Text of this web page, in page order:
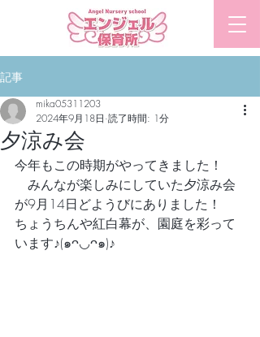
​エンジェル保育所
記事
夕涼み会
mika05311203
2024年9月18日 読了時間: 1分
今年もこの時期がやってきました！
みんなが楽しみにしていた夕涼み会
が9月14日どようびにありました！
ちょうちんや紅白幕が、園庭を彩って
います♪(๑ᴖ◡ᴖ๑)♪